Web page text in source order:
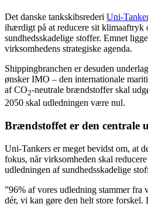
Det danske tankskibsrederi Uni-
ihærdigt på at reducere sit klimaaftryk
sundhedsskadelige stoffer. Emnet
virksomhedens strategiske agenda.
Shippingbranchen er desuden
ønsker IMO – den internationale
af CO2-neutrale brændstoffer skal
2050 skal udledningen være nul.
Brændstoffet er den centrale
Uni-Tankers er meget bevidst om, at
fokus, når virksomheden skal
udledningen af sundhedsskadelige
”96% af vores udledning stammer fra
dér, vi kan gøre den helt store forskel.